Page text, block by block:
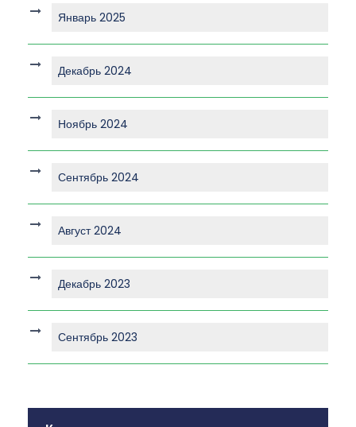
Январь 2025
Декабрь 2024
Ноябрь 2024
Сентябрь 2024
Август 2024
Декабрь 2023
Сентябрь 2023